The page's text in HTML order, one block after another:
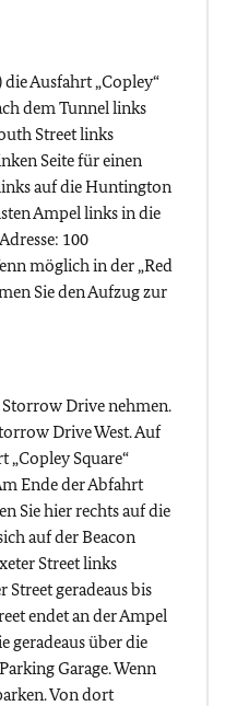
die Ausfahrt „Copley“
dem Tunnel links
Street links
Seite für einen
auf die Huntington
Ampel links in die
100
möglich in der „Red
Sie den Aufzug zur
Drive nehmen.
Drive West. Auf
Square“
Ende der Abfahrt
Sie hier rechts auf die
auf der Beacon
Street links
Street geradeaus bis
endet an der Ampel
geradeaus über die
Garage. Wenn
Von dort